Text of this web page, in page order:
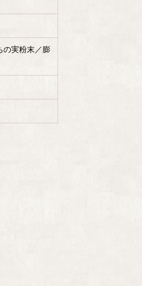
の実粉末／膨